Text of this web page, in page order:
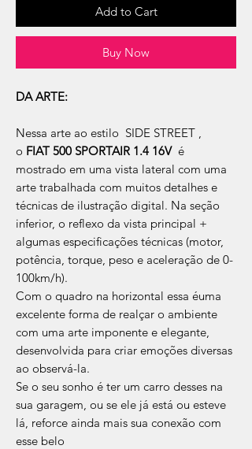
Add to Cart
Buy Now
DA ARTE:
Nessa arte ao estilo SIDE STREET ,
o FIAT 500 SPORTAIR 1.4 16V é
mostrado em uma vista lateral com uma
arte trabalhada com muitos detalhes e
técnicas de ilustração digital. Na seção
inferior, o reflexo da vista principal +
algumas especificações técnicas (motor,
potência, torque, peso e aceleração de 0-
100km/h).
Com o quadro na horizontal essa éuma
excelente forma de realçar o ambiente
com uma arte imponente e elegante,
desenvolvida para criar emoções diversas
ao observá-la.
Se o seu sonho é ter um carro desses na
sua garagem, ou se ele já está ou esteve
lá, reforce ainda mais sua conexão com
esse belo